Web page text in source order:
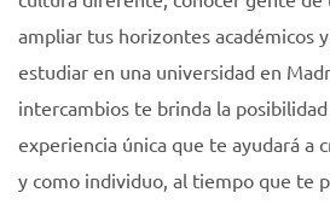
ampliar tus horizontes académicos
estudiar en una universidad en
intercambios te brinda la
experiencia única que te ayudará a
y como individuo, al tiempo que te